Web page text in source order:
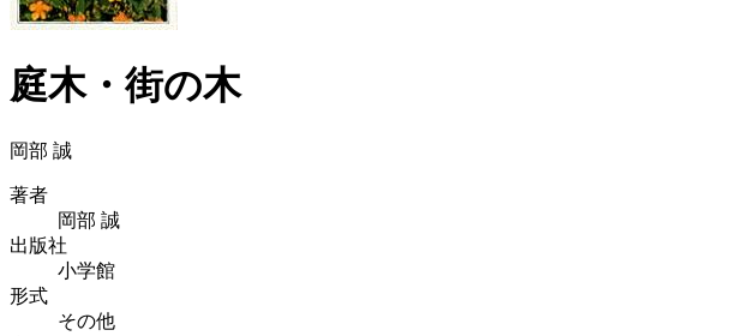
庭木・街の木
岡部 誠
著者
岡部 誠
出版社
小学館
形式
その他